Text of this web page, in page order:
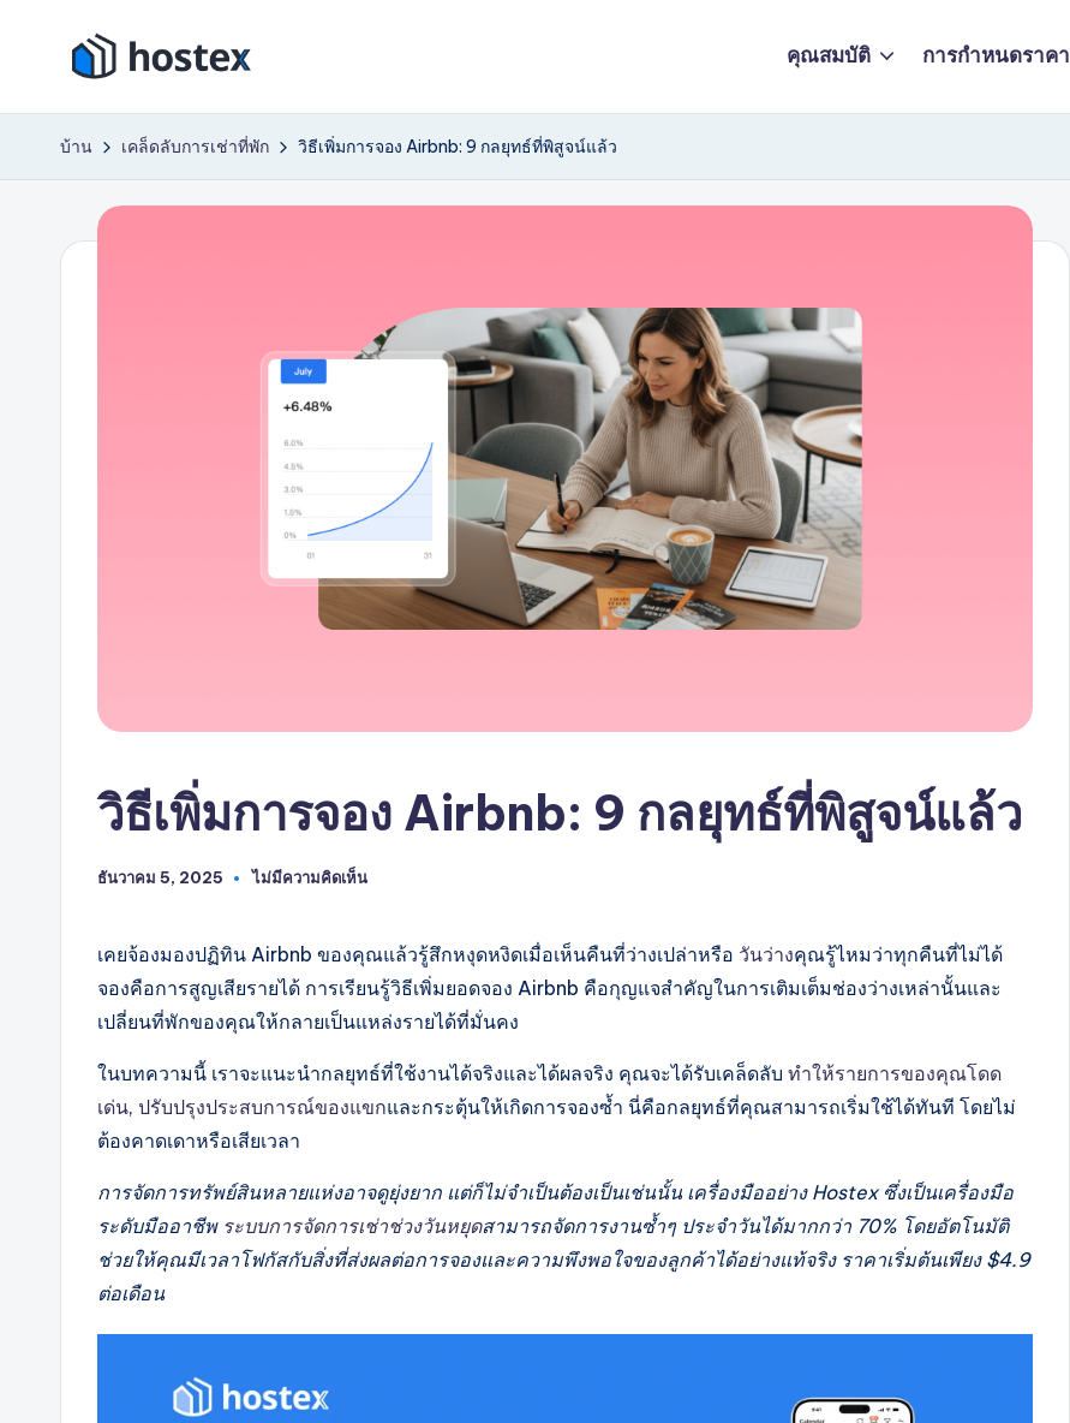
โ
ฮ
ท็
ค่า
เช่า
วัน
คุณสมบัติ การกำหนดราคา
บ้าน เคล็ดลับการเช่าที่พัก วิธีเพิ่มการจอง Airbnb: 9 กลยุทธ์ที่พิสูจน์แล้ว
วิธีเพิ่มการจอง Airbnb: 9 กลยุทธ์ที่พิสูจน์แล้ว
ธันวาคม 5, 2025 ไม่มีความคิดเห็น
เคยจ้องมองปฏิทิน Airbnb ของคุณแล้วรู้สึกหงุดหงิดเมื่อเห็นคืนที่ว่างเปล่าหรือ วันว่างคุณรู้ไหมว่าทุกคืนที่ไม่ได้
จองคือการสูญเสียรายได้ การเรียนรู้วิธีเพิ่มยอดจอง Airbnb คือกุญแจสำคัญในการเติมเต็มช่องว่างเหล่านั้นและ
เปลี่ยนที่พักของคุณให้กลายเป็นแหล่งรายได้ที่มั่นคง
ในบทความนี้ เราจะแนะนำกลยุทธ์ที่ใช้งานได้จริงและได้ผลจริง คุณจะได้รับเคล็ดลับ ทำให้รายการของคุณโดด
เด่น, ปรับปรุงประสบการณ์ของแขกและกระตุ้นให้เกิดการจองซ้ำ นี่คือกลยุทธ์ที่คุณสามารถเริ่มใช้ได้ทันที โดยไม่
ต้องคาดเดาหรือเสียเวลา
การจัดการทรัพย์สินหลายแห่งอาจดูยุ่งยาก แต่ก็ไม่จำเป็นต้องเป็นเช่นนั้น เครื่องมืออย่าง Hostex ซึ่งเป็นเครื่องมือ
ระดับมืออาชีพ ระบบการจัดการเช่าช่วงวันหยุดสามารถจัดการงานซ้ำๆ ประจำวันได้มากกว่า 70% โดยอัตโนมัติ
ช่วยให้คุณมีเวลาโฟกัสกับสิ่งที่ส่งผลต่อการจองและความพึงพอใจของลูกค้าได้อย่างแท้จริง ราคาเริ่มต้นเพียง $4.9
ต่อเดือน